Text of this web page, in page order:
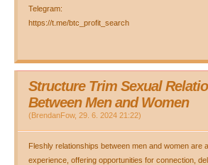
Telegram:
https://t.me/btc_profit_search
Structure Trim Sexual
Between Men and Women
(BrendanFow, 29. 6. 2024 21:22)
Fleshly relationships between men and women are
experience, offering opportunities for connection,